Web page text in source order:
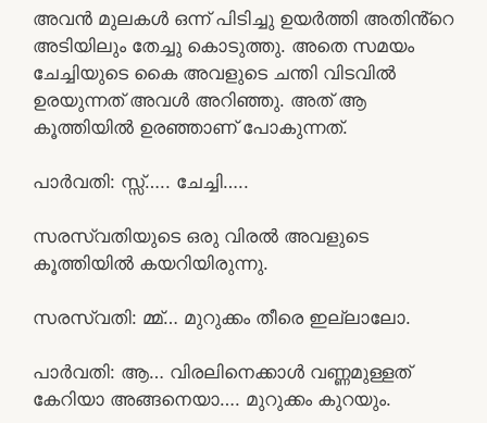
അവൻ മുലകൾ ഒന്ന് പിടിച്ചു ഉയർത്തി അതിൻ്റെ
അടിയിലും തേച്ചു കൊടുത്തു. അതെ സമയം
ചേച്ചിയുടെ കൈ അവളുടെ ചന്തി വിടവിൽ
ഉരയുന്നത് അവൾ അറിഞ്ഞു. അത് ആ
കൂത്തിയിൽ ഉരഞ്ഞാണ് പോകുന്നത്.
പാർവതി: സ്സ്‌….. ചേച്ചി…..
സരസ്വതിയുടെ ഒരു വിരൽ അവളുടെ
കൂത്തിയിൽ കയറിയിരുന്നു.
സരസ്വതി: മ്മ്… മുറുക്കം തീരെ ഇല്ലാലോ.
പാർവതി: ആ… വിരലിനെക്കാൾ വണ്ണമുള്ളത്
കേറിയാ അങ്ങനെയാ…. മുറുക്കം കുറയും.